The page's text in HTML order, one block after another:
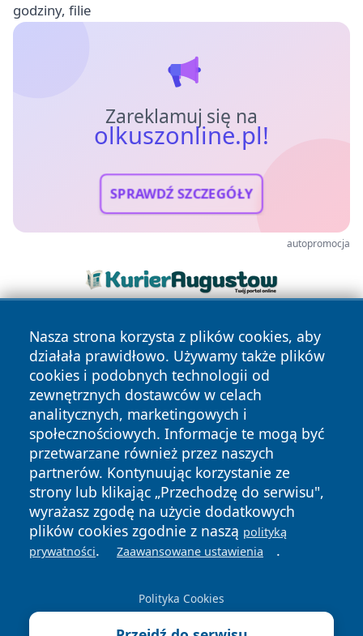
godziny, filie
Zareklamuj się na
olkuszonline.pl!
SPRAWDŹ SZCZEGÓŁY
autopromocja
Nasza strona korzysta z plików cookies, aby
działała prawidłowo. Używamy także plików
cookies i podobnych technologii od
zewnętrznych dostawców w celach
analitycznych, marketingowych i
społecznościowych. Informacje te mogą być
przetwarzane również przez naszych
partnerów. Kontynuując korzystanie ze
strony lub klikając „Przechodzę do serwisu",
wyrażasz zgodę na użycie dodatkowych
plików cookies zgodnie z naszą polityką
prywatności. Zaawansowane ustawienia .
Polityka Cookies
Copyright © 2026 olkuszonline.pl Wszystkie prawa
zastrzeżone.
News Autorzy
Polityka
Prywatności
Polityka
Cookies